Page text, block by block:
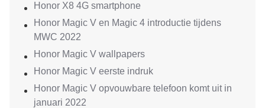
Honor X8 4G smartphone
Honor Magic V en Magic 4 introductie tijdens
MWC 2022
Honor Magic V wallpapers
Honor Magic V eerste indruk
Honor Magic V opvouwbare telefoon komt uit in
januari 2022